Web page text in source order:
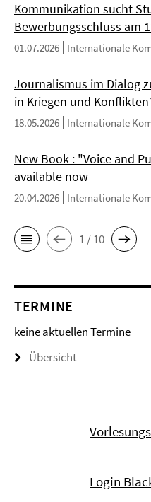
Kommunikation sucht
Bewerbungsschluss am
01.07.2026 Internationale
Journalismus im Dialog
in Kriegen und
18.05.2026 Internationale
New Book : "Voice and
available now
20.04.2026 Internationale
1 / 10
TERMINE
keine aktuellen Termine
Übersicht
Login